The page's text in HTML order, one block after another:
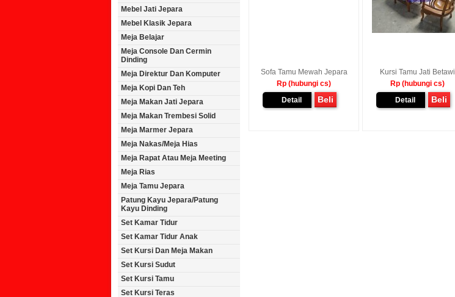
Sofa Tamu Mewah Jepara
Rp (hubungi cs)
Detail
Beli
Kursi Tamu Jati Betawi
Rp (hubungi cs)
Detail
Beli
Mebel Jati Jepara
Mebel Klasik Jepara
Meja Belajar
Meja Console Dan Cermin
Dinding
Meja Direktur Dan Komputer
Meja Kopi Dan Teh
Meja Makan Jati Jepara
Meja Makan Trembesi Solid
Meja Marmer Jepara
Meja Nakas/Meja Hias
Meja Rapat Atau Meja Meeting
Meja Rias
Meja Tamu Jepara
Patung Kayu Jepara/Patung
Kayu Dinding
Set Kamar Tidur
Set Kamar Tidur Anak
Set Kursi Dan Meja Makan
Set Kursi Sudut
Set Kursi Tamu
Set Kursi Teras